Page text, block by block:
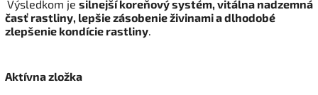
Výsledkom je silnejší koreňový systém, vitálna nadzemná
časť rastliny, lepšie zásobenie živinami a dlhodobé
zlepšenie kondície rastliny.
Aktívna zložka